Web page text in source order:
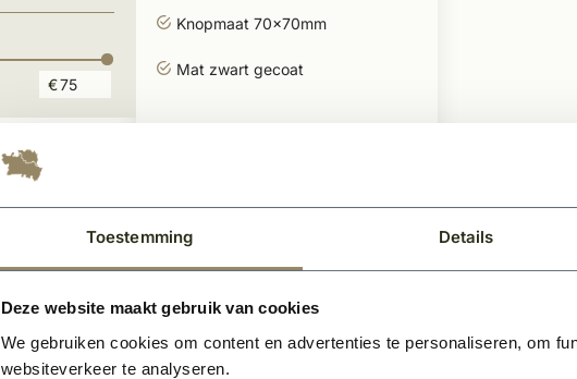
Toestemming Details
Deze website maakt gebruik van cookies
We gebruiken cookies om content en advertenties te personaliseren, om
websiteverkeer te analyseren.
€
Knopmaat 70x70mm
Mat zwart gecoat